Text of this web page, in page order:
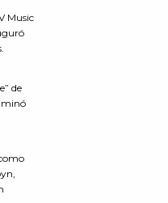
Music
de